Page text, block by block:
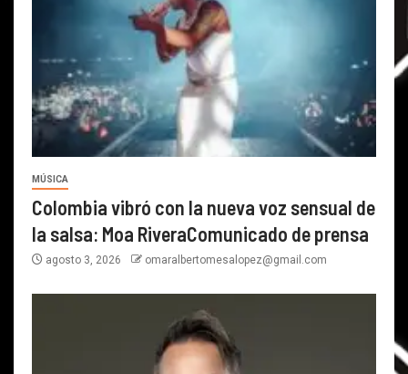
MÚSICA
Colombia vibró con la nueva voz sensual de
la salsa: Moa RiveraComunicado de prensa
agosto 3, 2026 omaralbertomesalopez@gmail.com